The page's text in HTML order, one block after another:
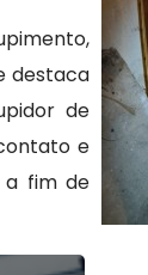
destaca
de
e
a fim de